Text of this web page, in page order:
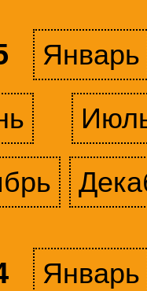
Январь
Январь